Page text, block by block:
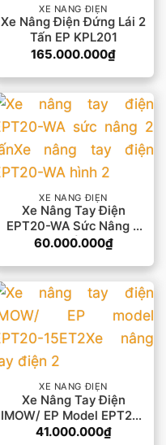
XE NÂNG ĐIỆN
Xe Nâng Điện Đứng Lái 2
Tấn EP KPL201
165.000.000₫
XE NÂNG ĐIỆN
Xe Nâng Tay Điện
EPT20-WA Sức Nâng 2
Tấn
60.000.000₫
XE NÂNG ĐIỆN
Xe Nâng Tay Điện
IMOW/ EP Model EPT20-
15ET2
41.000.000₫